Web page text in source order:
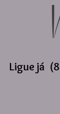
Ligue já